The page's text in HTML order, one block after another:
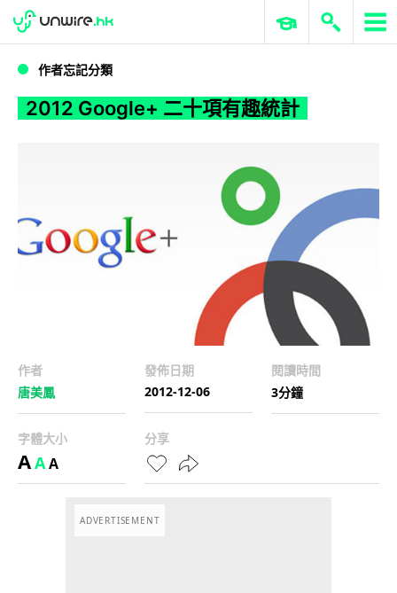
2012 Google+ 二十項有趣統計
WWDC 2026 ERP 與商業 AI
作者忘記分類
2012 Google+ 二十項有趣統計
作者
唐美鳳
發佈日期
2012-12-06
閱讀時間
3分鐘
字體大小
AAA
分享
ADVERTISEMENT